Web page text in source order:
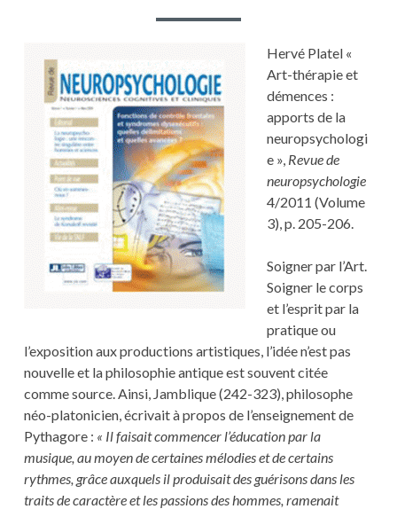
PLATEL
Hervé Platel «
Art-thérapie et
démences :
apports de la
neuropsychologi
e », Revue de
neuropsychologie
4/2011 (Volume
3), p. 205-206.
Soigner par l’Art.
Soigner le corps
et l’esprit par la
pratique ou
l’exposition aux productions artistiques, l’idée n’est pas
nouvelle et la philosophie antique est souvent citée
comme source. Ainsi, Jamblique (242-323), philosophe
néo-platonicien, écrivait à propos de l’enseignement de
Pythagore : « Il faisait commencer l’éducation par la
musique, au moyen de certaines mélodies et de certains
rythmes, grâce auxquels il produisait des guérisons dans les
traits de caractère et les passions des hommes, ramenait